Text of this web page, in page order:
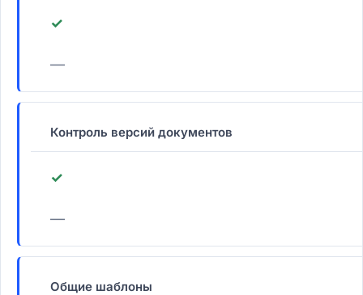
✓
—
Контроль версий документов
✓
—
Общие шаблоны